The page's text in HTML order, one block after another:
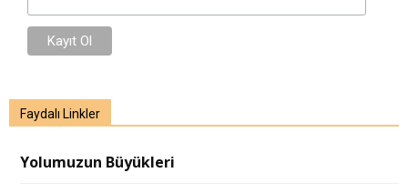
Faydalı Linkler
Yolumuzun Büyükleri